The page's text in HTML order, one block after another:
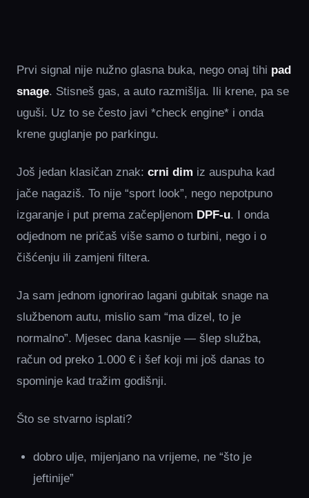
Prvi signal nije nužno glasna buka, nego onaj tihi pad
snage. Stisneš gas, a auto razmišlja. Ili krene, pa se
uguši. Uz to se često javi *check engine* i onda
krene guglanje po parkingu.
Još jedan klasičan znak: crni dim iz auspuha kad
jače nagaziš. To nije “sport look”, nego nepotpuno
izgaranje i put prema začepljenom DPF‑u. I onda
odjednom ne pričaš više samo o turbini, nego i o
čišćenju ili zamjeni filtera.
Ja sam jednom ignorirao lagani gubitak snage na
službenom autu, mislio sam “ma dizel, to je
normalno”. Mjesec dana kasnije — šlep služba,
račun od preko 1.000 € i šef koji mi još danas to
spominje kad tražim godišnji.
Što se stvarno isplati?
dobro ulje, mijenjano na vrijeme, ne “što je
jeftinije”